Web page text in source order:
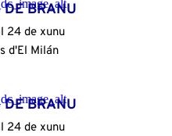
DE BRANU
24 de xunu
d'El Milán
DE BRANU
24 de xunu